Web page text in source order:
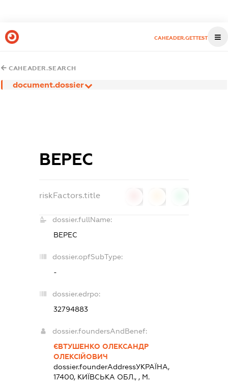
CAHEADER.GETTEST
CAHEADER.SEARCH
document.dossier
ВЕРЕС
riskFactors.title
dossier.fullName:
ВЕРЕС
dossier.opfSubType:
-
dossier.edrpo:
32794883
dossier.foundersAndBenef:
ЄВТУШЕНКО ОЛЕКСАНДР
ОЛЕКСІЙОВИЧ
dossier.founderAddressУКРАЇНА,
17400, КИЇВСЬКА ОБЛ., , М.